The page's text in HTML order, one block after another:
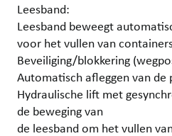
Leesband:
Leesband beweegt
voor het vullen van
Beveiliging/blokkering
Automatisch afleggen van de
Hydraulische lift met
de beweging van
de leesband om het vullen